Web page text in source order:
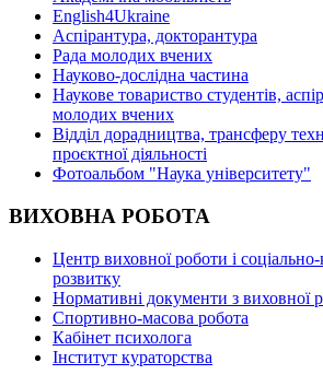
English4Ukraine
Аспірантура, докторантура
Рада молодих вчених
Науково-дослідна частина
Наукове товариство студентів,
молодих вчених
Відділ дорадництва, трансферу
проєктної діяльності
Фотоальбом "Наука університету"
ВИХОВНА РОБОТА
Центр виховної роботи і
розвитку
Нормативні документи з виховної
Спортивно-масова робота
Кабінет психолога
Інститут кураторства